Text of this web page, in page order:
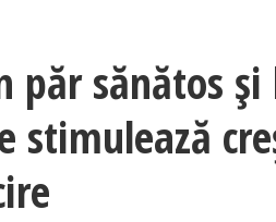
păr sănătos
stimulează